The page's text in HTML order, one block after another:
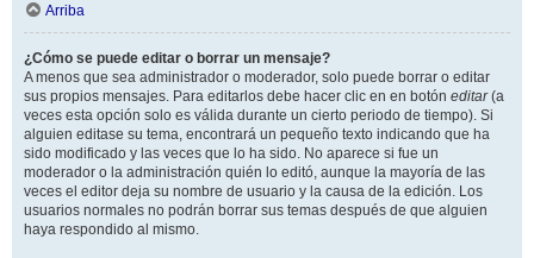
Arriba
¿Cómo se puede editar o borrar un mensaje?
A menos que sea administrador o moderador, solo puede borrar o editar
sus propios mensajes. Para editarlos debe hacer clic en en botón editar(a
veces esta opción solo es válida durante un cierto periodo de tiempo). Si
alguien editase su tema, encontrará un pequeño texto indicando que ha
sido modificado y las veces que lo ha sido. No aparece si fue un
moderador o la administración quién lo editó, aunque la mayoría de las
veces el editor deja su nombre de usuario y la causa de la edición. Los
usuarios normales no podrán borrar sus temas después de que alguien
haya respondido al mismo.